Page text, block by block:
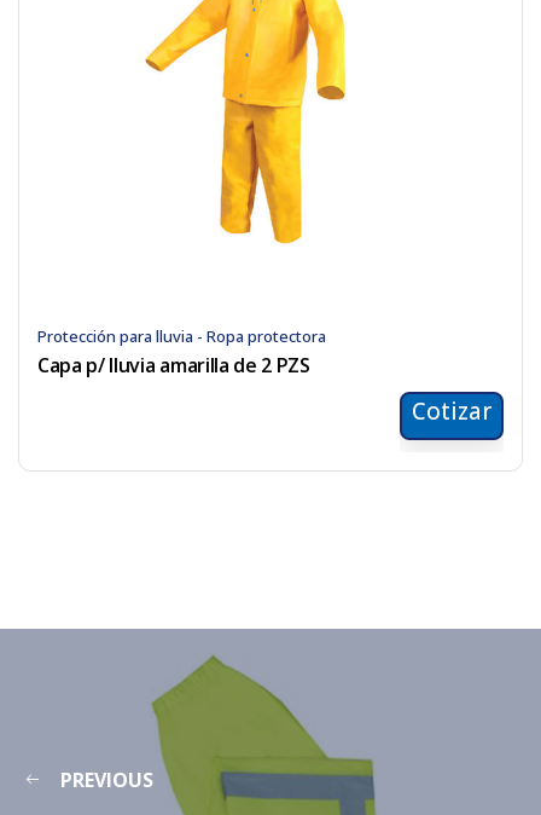
Protección para lluvia - Ropa protectora
Capa p/ lluvia amarilla de 2 PZS
Cotizar
PREVIOUS